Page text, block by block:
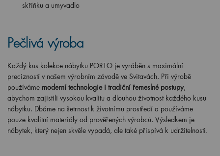
skříňku a umyvadlo
Pečlivá výroba
Každý kus kolekce nábytku PORTO je vyráběn s maximální
precizností v našem výrobním závodě ve Svitavách. Při výrobě
používáme moderní technologie i tradiční řemeslné postupy,
abychom zajistili vysokou kvalitu a dlouhou životnost každého kusu
nábytku. Dbáme na šetrnost k životnímu prostředí a používáme
pouze kvalitní materiály od prověřených výrobců. Výsledkem je
nábytek, který nejen skvěle vypadá, ale také přispívá k udržitelnosti.